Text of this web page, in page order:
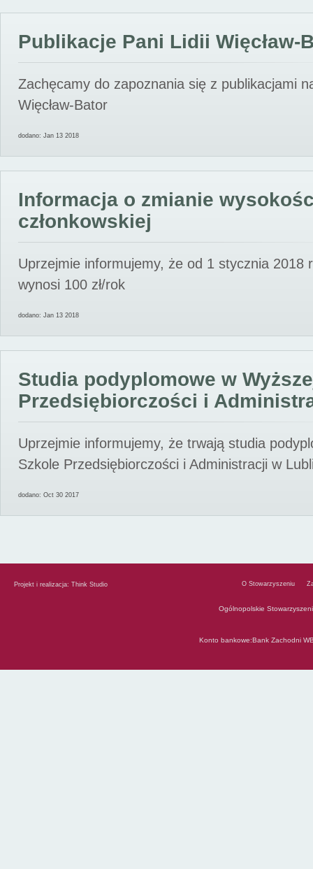
Publikacje Pani Lidii Więcław-
Zachęcamy do zapoznania się z publikacjami
Więcław-Bator
dodano: Jan 13 2018
Informacja o zmianie
członkowskiej
Uprzejmie informujemy, że od 1 stycznia 2018
wynosi 100 zł/rok
dodano: Jan 13 2018
Studia podyplomowe w
Przedsiębiorczości i
Uprzejmie informujemy, że trwają studia
Szkole Przedsiębiorczości i Administracji w
dodano: Oct 30 2017
Projekt i realizacja: Think Studio O Stowarzyszeniu
Ogólnopolskie
Konto bankowe:Bank Zachodni